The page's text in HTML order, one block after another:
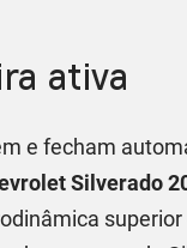
ativa
e fecham
Silverado
superior